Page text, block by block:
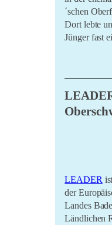
´schen
Dort lebte
Jünger fast
LEADER
der
Landes
Ländlichen